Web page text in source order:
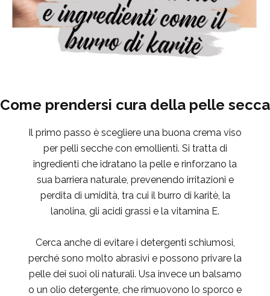
Come prendersi cura della pelle secca
Il primo passo è scegliere una buona crema viso
per pelli secche con emollienti. Si tratta di
ingredienti che idratano la pelle e rinforzano la
sua barriera naturale, prevenendo irritazioni e
perdita di umidità, tra cui il burro di karitè, la
lanolina, gli acidi grassi e la vitamina E.
Cerca anche di evitare i detergenti schiumosi,
perché sono molto abrasivi e possono privare la
pelle dei suoi oli naturali. Usa invece un balsamo
o un olio detergente, che rimuovono lo sporco e